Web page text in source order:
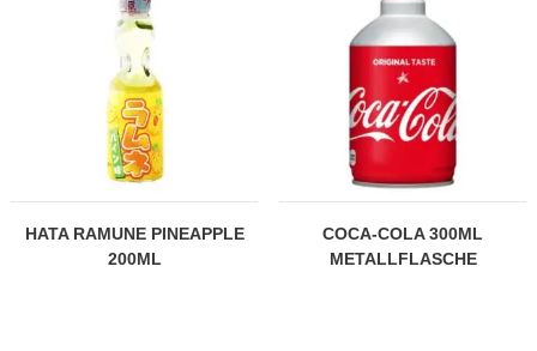
HATA RAMUNE PINEAPPLE
200ML
COCA-COLA 300ML
METALLFLASCHE